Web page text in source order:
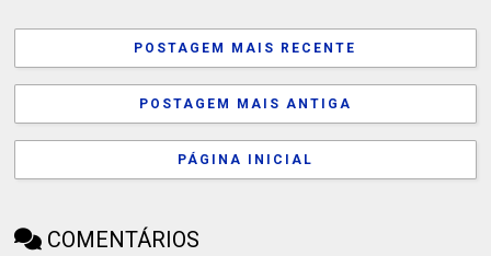
POSTAGEM MAIS RECENTE
POSTAGEM MAIS ANTIGA
PÁGINA INICIAL
COMENTÁRIOS